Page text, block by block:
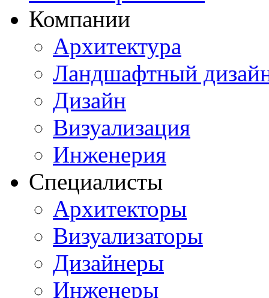
Компании
Архитектура
Ландшафтный
Дизайн
Визуализация
Инженерия
Специалисты
Архитекторы
Визуализаторы
Дизайнеры
Инженеры